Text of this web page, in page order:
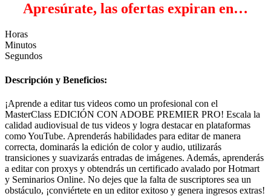
Apresúrate, las ofertas expiran en…
Horas
Minutos
Segundos
Descripción y Beneficios:
¡Aprende a editar tus videos como un profesional con el
MasterClass EDICIÓN CON ADOBE PREMIER PRO! Escala la
calidad audiovisual de tus videos y logra destacar en plataformas
como YouTube. Aprenderás habilidades para editar de manera
correcta, dominarás la edición de color y audio, utilizarás
transiciones y suavizarás entradas de imágenes. Además, aprenderás
a editar con proxys y obtendrás un certificado avalado por Hotmart
y Seminarios Online. No dejes que la falta de suscriptores sea un
obstáculo, ¡conviértete en un editor exitoso y genera ingresos extras!